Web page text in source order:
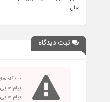
سال
ثبت دیدگاه
دیدگاه
پیام
پیام